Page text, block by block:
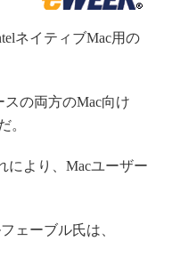
ネイティブMac用の
の両方のMac向け
。
により、Macユーザー
ェーブル氏は、